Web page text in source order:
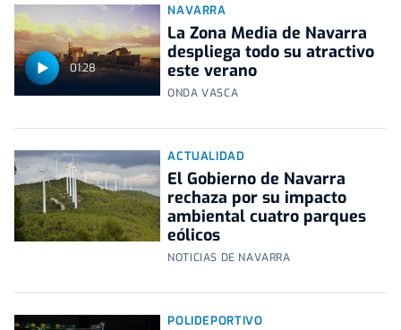
01:28
NAVARRA
La Zona Media de Navarra
despliega todo su atractivo
este verano
ONDA VASCA
ACTUALIDAD
El Gobierno de Navarra
rechaza por su impacto
ambiental cuatro parques
eólicos
NOTICIAS DE NAVARRA
POLIDEPORTIVO